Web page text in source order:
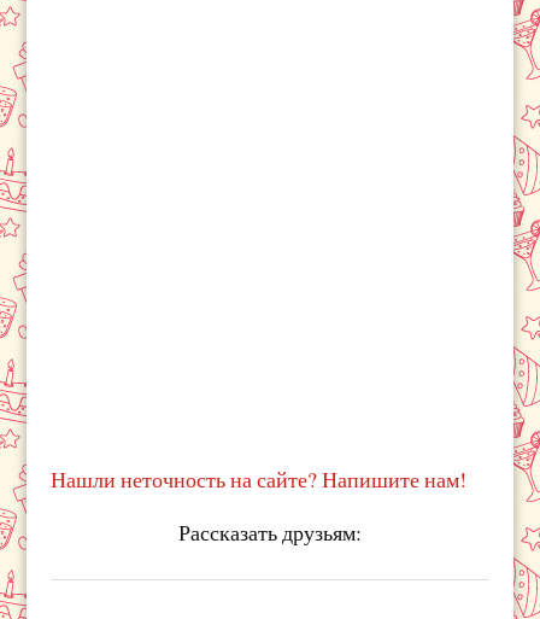
Нашли неточность на сайте? Напишите нам!
Рассказать друзьям: